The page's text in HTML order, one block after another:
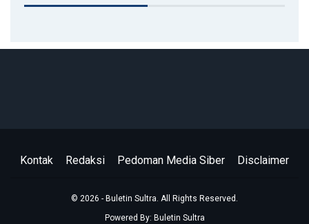
Kontak Redaksi Pedoman Media Siber Disclaimer
© 2026 - Buletin Sultra. All Rights Reserved.
Powered By: Buletin Sultra